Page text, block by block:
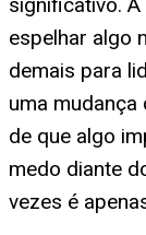
espelhar algo
demais para
uma mudança
de que algo
medo diante
vezes é